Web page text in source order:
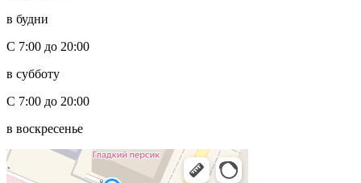
в будни
С 7:00 до 20:00
в субботу
С 7:00 до 20:00
в воскресенье